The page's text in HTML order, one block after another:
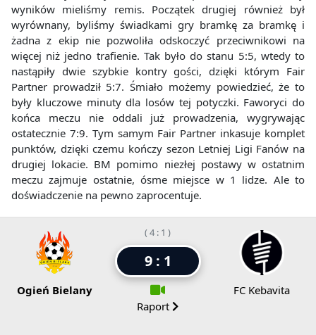
wyników mieliśmy remis. Początek drugiej również był
wyrównany, byliśmy świadkami gry bramkę za bramkę i
żadna z ekip nie pozwoliła odskoczyć przeciwnikowi na
więcej niż jedno trafienie. Tak było do stanu 5:5, wtedy to
nastąpiły dwie szybkie kontry gości, dzięki którym Fair
Partner prowadził 5:7. Śmiało możemy powiedzieć, że to
były kluczowe minuty dla losów tej potyczki. Faworyci do
końca meczu nie oddali już prowadzenia, wygrywając
ostatecznie 7:9. Tym samym Fair Partner inkasuje komplet
punktów, dzięki czemu kończy sezon Letniej Ligi Fanów na
drugiej lokacie. BM pomimo niezłej postawy w ostatnim
meczu zajmuje ostatnie, ósme miejsce w 1 lidze. Ale to
doświadczenie na pewno zaprocentuje.
Ogień Bielany
( 4 : 1 )
9 : 1
Raport
FC Kebavita